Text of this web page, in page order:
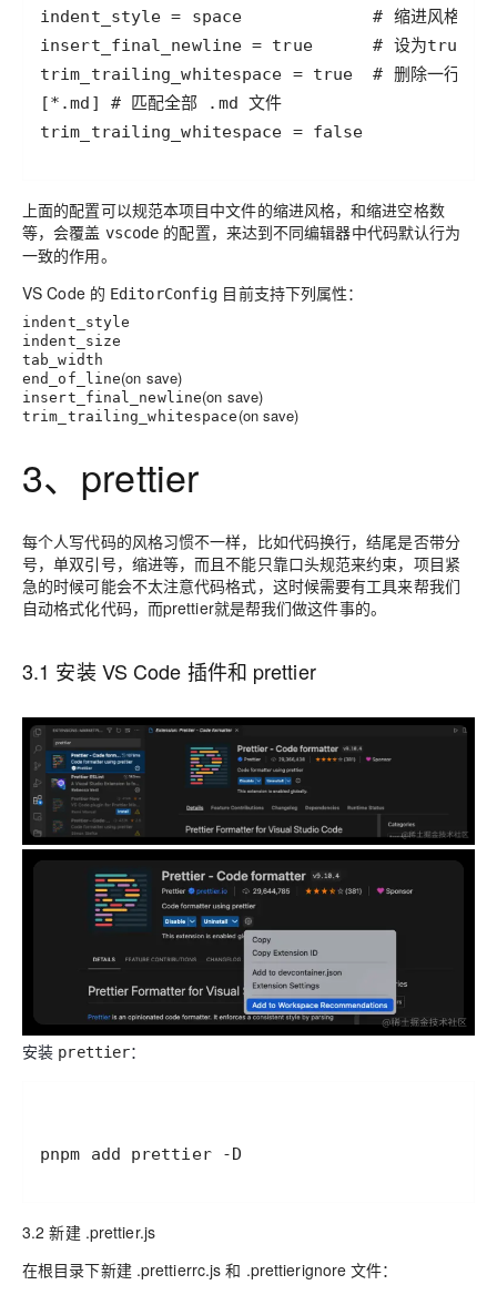
上面的配置可以规范本项目中文件的缩进风格，和缩进空格数
等，会覆盖 vscode 的配置，来达到不同编辑器中代码默认行为
一致的作用。
VS Code 的 EditorConfig 目前支持下列属性：
indent_style
indent_size
tab_width
end_of_line(on save)
insert_final_newline(on save)
trim_trailing_whitespace (on save)
3、prettier
每个人写代码的风格习惯不一样，比如代码换行，结尾是否带分
号，单双引号，缩进等，而且不能只靠口头规范来约束，项目紧
急的时候可能会不太注意代码格式，这时候需要有工具来帮我们
自动格式化代码，而prettier就是帮我们做这件事的。
3.1 安装 VS Code 插件和 prettier
安装 prettier：
pnpm add prettier -D
3.2 新建 .prettier.js
在根目录下新建 .prettierrc.js 和 .prettierignore 文件：